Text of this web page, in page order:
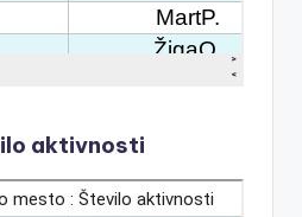
aktivnosti